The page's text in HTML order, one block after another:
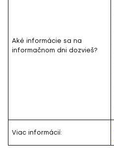
Aké informácie sa na
informačnom dni dozvieš?
Viac informácií: